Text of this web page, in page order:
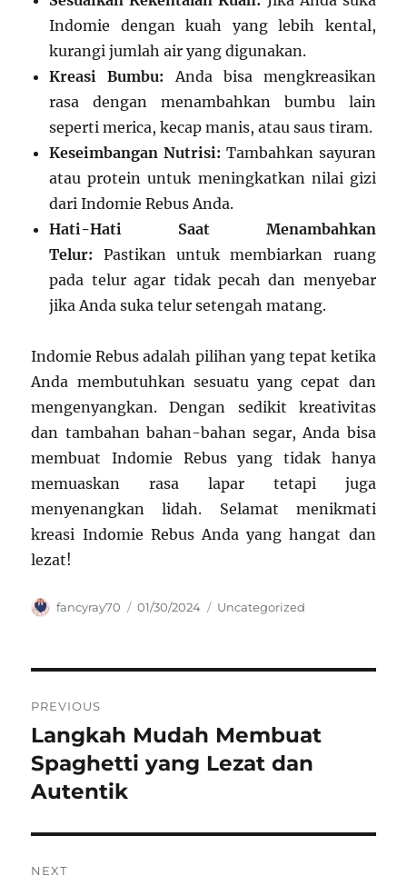
Indomie dengan kuah yang lebih kental,
kurangi jumlah air yang digunakan.
Kreasi Bumbu: Anda bisa mengkreasikan
rasa dengan menambahkan bumbu lain
seperti merica, kecap manis, atau saus tiram.
Keseimbangan Nutrisi: Tambahkan sayuran
atau protein untuk meningkatkan nilai gizi
dari Indomie Rebus Anda.
Hati-Hati Saat Menambahkan
Telur: Pastikan untuk membiarkan ruang
pada telur agar tidak pecah dan menyebar
jika Anda suka telur setengah matang.
Indomie Rebus adalah pilihan yang tepat ketika
Anda membutuhkan sesuatu yang cepat dan
mengenyangkan. Dengan sedikit kreativitas
dan tambahan bahan-bahan segar, Anda bisa
membuat Indomie Rebus yang tidak hanya
memuaskan rasa lapar tetapi juga
menyenangkan lidah. Selamat menikmati
kreasi Indomie Rebus Anda yang hangat dan
lezat!
Author
fancyray70
Posted
01/30/2024 Categories
Uncategorized
pos
PREVIOUS
Previous
post:
Langkah Mudah Membuat
Spaghetti yang Lezat dan
Autentik
NEXT